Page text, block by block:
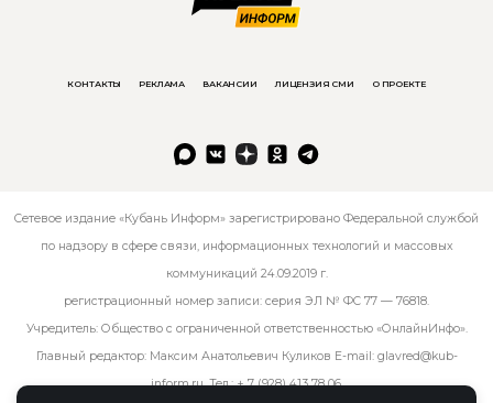
КОНТАКТЫ РЕКЛАМА ВАКАНСИИ ЛИЦЕНЗИЯ СМИ О ПРОЕКТЕ
Сетевое издание «Кубань Информ» зарегистрировано Федеральной службой
по надзору в сфере связи, информационных технологий и массовых
коммуникаций 24.09.2019 г.
регистрационный номер записи: серия ЭЛ № ФС 77 — 76818.
Учредитель: Общество с ограниченной ответственностью «ОнлайнИнфо».
Главный редактор: Максим Анатольевич Куликов E-mail: glavred@kub-
inform.ru. Тел.:+ 7 (928) 413 78 06.